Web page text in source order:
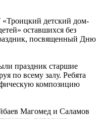
«Троицкий детский дом-
оставшихся без
посвященный Дню
праздник старшие
по всему залу. Ребята
композицию
Магомед и Саламов